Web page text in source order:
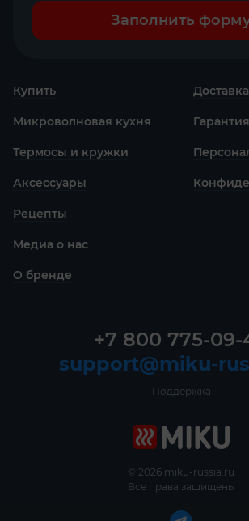
Заполнить
Купить
Микроволновая кухня
Термосы и кружки
Аксессуары
Рецепты
Медиа о нас
О бренде
© 2026 miku-russia.ru
Все права защищены
+7 800 775-09-
support@miku-
Поддержка